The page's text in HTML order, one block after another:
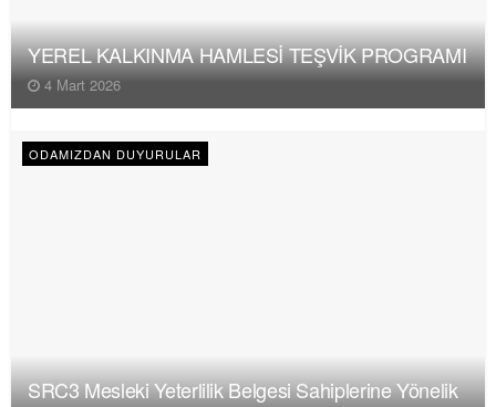
YEREL KALKINMA HAMLESİ TEŞVİK PROGRAMI
4 Mart 2026
ODAMIZDAN DUYURULAR
SRC3 Mesleki Yeterlilik Belgesi Sahiplerine Yönelik